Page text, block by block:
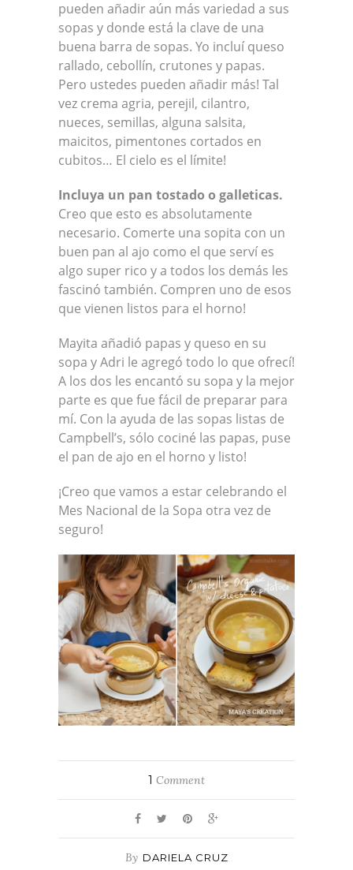
pueden añadir aún más variedad a sus
sopas y donde está la clave de una
buena barra de sopas. Yo incluí queso
rallado, cebollín, crutones y papas.
Pero ustedes pueden añadir más! Tal
vez crema agria, perejil, cilantro,
nueces, semillas, alguna salsita,
maicitos, pimentones cortados en
cubitos… El cielo es el límite!
Incluya un pan tostado o galleticas.
Creo que esto es absolutamente
necesario. Comerte una sopita con un
buen pan al ajo como el que serví es
algo super rico y a todos los demás les
fascinó también. Compren uno de esos
que vienen listos para el horno!
Mayita añadió papas y queso en su
sopa y Adri le agregó todo lo que ofrecí!
A los dos les encantó su sopa y la mejor
parte es que fue fácil de preparar para
mí. Con la ayuda de las sopas listas de
Campbell’s, sólo cociné las papas, puse
el pan de ajo en el horno y listo!
¡Creo que vamos a estar celebrando el
Mes Nacional de la Sopa otra vez de
seguro!
1 Comment
By DARIELA CRUZ